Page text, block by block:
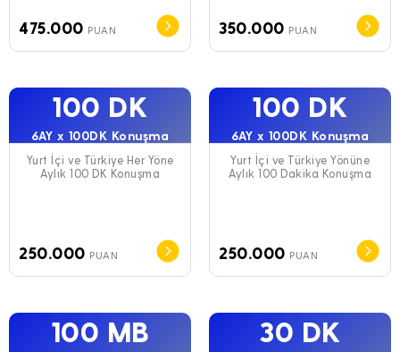
475.000 PUAN 350.000 PUAN
100 DK
6AY x 100DK Konuşma
Yurt İçi ve Türkiye Her Yöne
Aylık 100 DK Konuşma
250.000 PUAN
100 DK
6AY x 100DK Konuşma
Yurt İçi ve Türkiye Yönüne
Aylık 100 Dakika Konuşma
250.000 PUAN
100 MB 30 DK